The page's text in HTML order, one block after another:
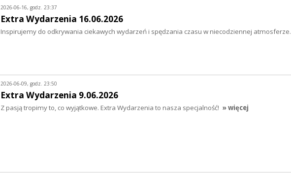
2026-06-16, godz. 23:37
Extra Wydarzenia 16.06.2026
Inspirujemy do odkrywania ciekawych wydarzeń i spędzania czasu w niecodziennej atmosferze.
2026-06-09, godz. 23:50
Extra Wydarzenia 9.06.2026
Z pasją tropimy to, co wyjątkowe. Extra Wydarzenia to nasza specjalność! » więcej